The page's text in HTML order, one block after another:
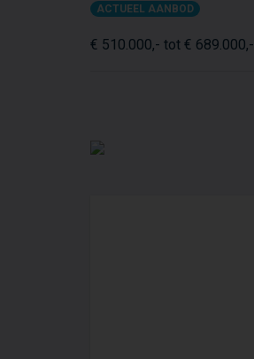
ACTUEEL AANBOD
€ 510.000,- tot € 689.000,-